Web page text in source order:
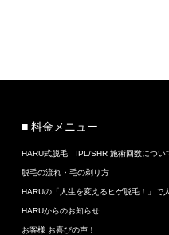
■ 料金メニュー
HARU式脱毛 IPL/SHR 施術回数につい
脱毛の流れ・毛の剃り方
HARUの「人生を変えるヒゲ脱毛！」で
HARUからのお知らせ
お客様 お喜びの声！